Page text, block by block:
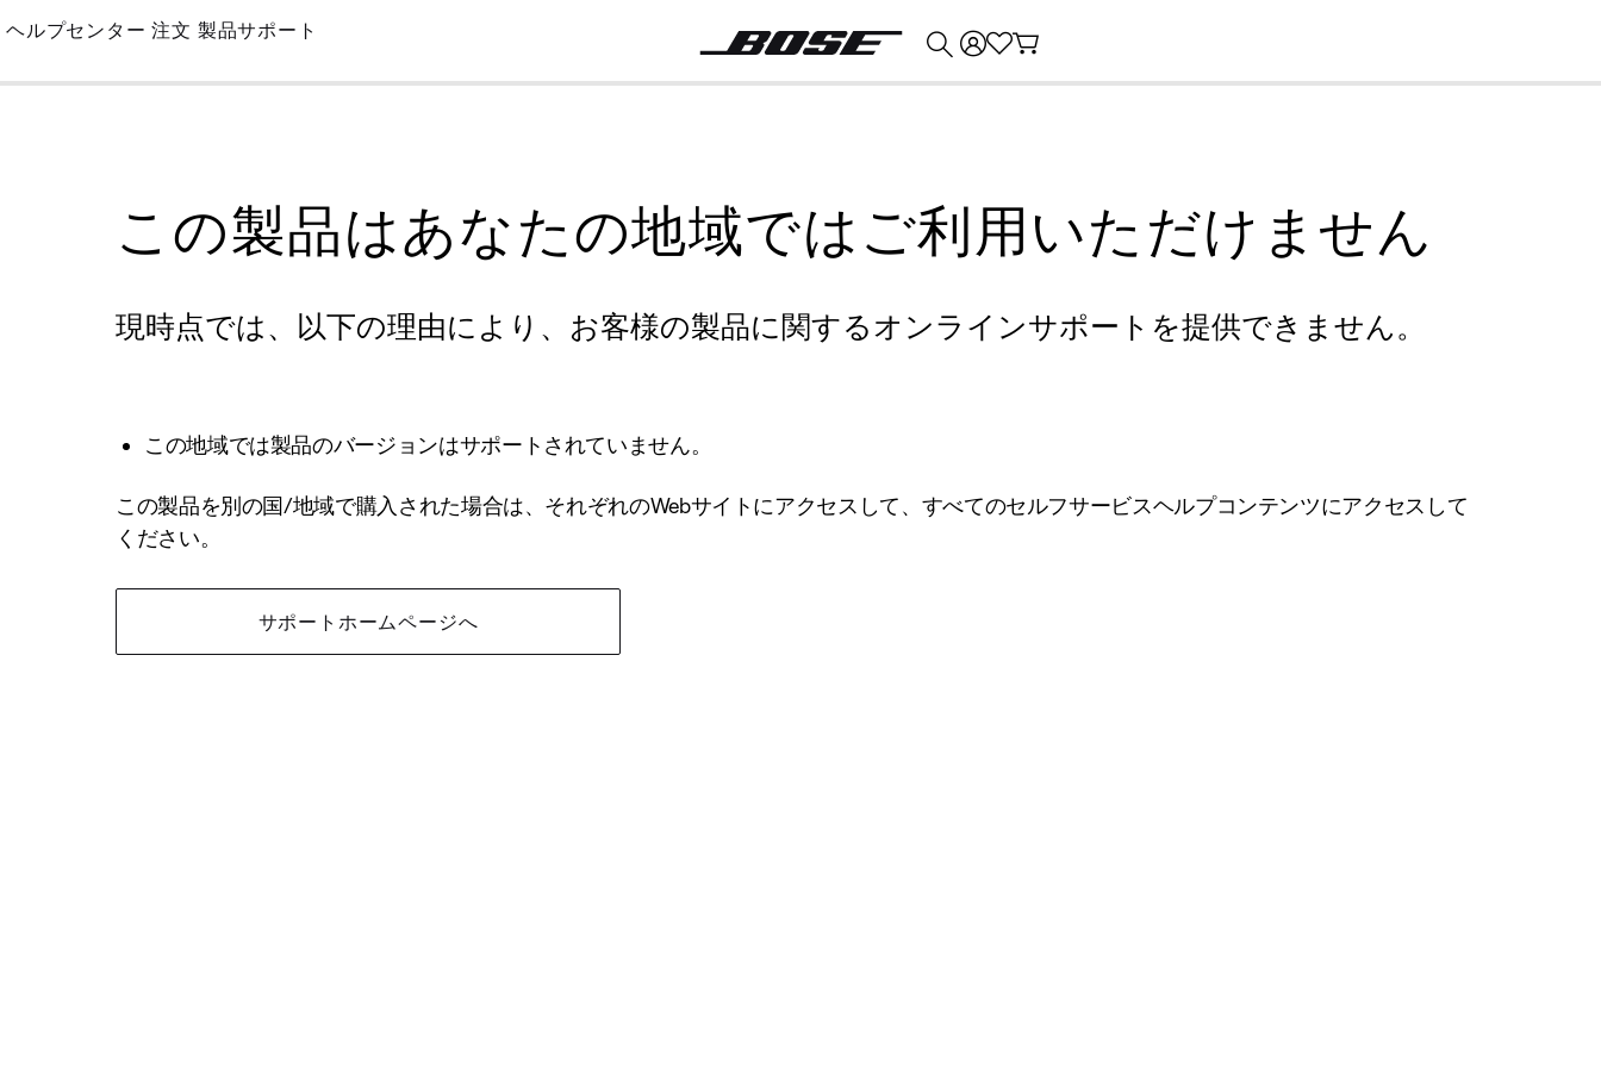
Skip
Main
ヘルプセンター 注文 製品サポート
この製品はあなたの地域ではご利用いただけません
現時点では、以下の理由により、お客様の製品に関するオンラインサポートを提供できません。
この地域では製品のバージョンはサポートされていません。
この製品を別の国/地域で購入された場合は、それぞれのWebサイトにアクセスして、すべてのセルフサービスヘルプコンテンツにアクセスして
ください。
サポートホームページへ